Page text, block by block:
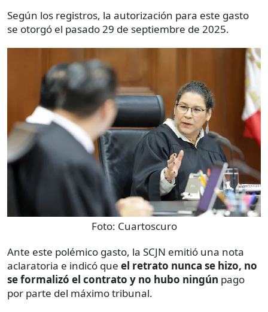
Según los registros, la autorización para este gasto
se otorgó el pasado 29 de septiembre de 2025.
Foto: Cuartoscuro
Ante este polémico gasto, la SCJN emitió una nota
aclaratoria e indicó que el retrato nunca se hizo, no
se formalizó el contrato y no hubo ningún pago
por parte del máximo tribunal.